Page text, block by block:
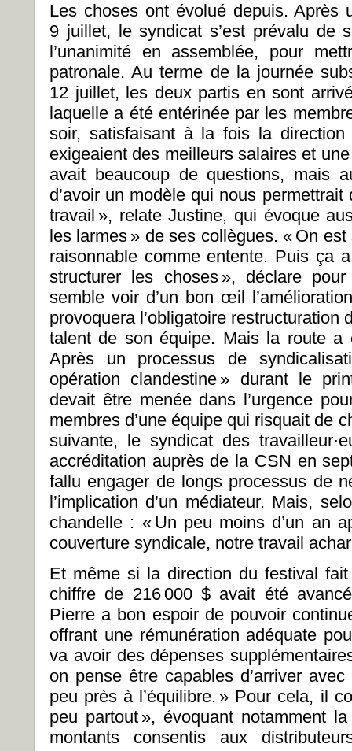
Les choses ont évolué depuis. Après
9 juillet, le syndicat s’est prévalu de
l’unanimité en assemblée, pour
patronale. Au terme de la journée
12 juillet, les deux partis en sont
laquelle a été entérinée par les
soir, satisfaisant à la fois la direction
exigeaient des meilleurs salaires et
avait beaucoup de questions, mais
d’avoir un modèle qui nous permettrait
travail », relate Justine, qui évoque
les larmes » de ses collègues. « On
raisonnable comme entente. Puis ça
structurer les choses », déclare
semble voir d’un bon œil
provoquera l’obligatoire
talent de son équipe. Mais la route a
Après un processus de
opération clandestine » durant le
devait être menée dans l’urgence
membres d’une équipe qui risquait de
suivante, le syndicat des
accréditation auprès de la CSN en
fallu engager de longs processus de
l’implication d’un médiateur. Mais,
chandelle : « Un peu moins d’un an
couverture syndicale, notre travail
Et même si la direction du festival
chiffre de 216 000 $ avait été
Pierre a bon espoir de pouvoir
offrant une rémunération adéquate
va avoir des dépenses
on pense être capables d’arriver
peu près à l’équilibre. » Pour cela, il
peu partout », évoquant notamment
montants consentis aux